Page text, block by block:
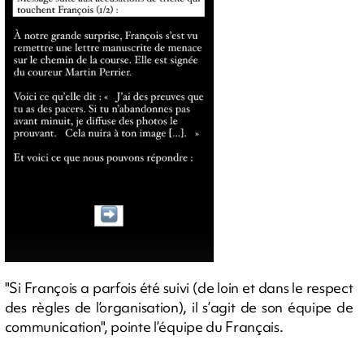
"Si François a parfois été suivi (de loin et dans le respect
des règles de l’organisation), il s’agit de son équipe de
communication", pointe l’équipe du Français.